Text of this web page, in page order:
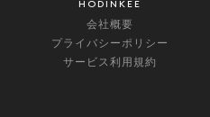
HODINKEE
会社概要
プライバシーポリシー
サービス利用規約